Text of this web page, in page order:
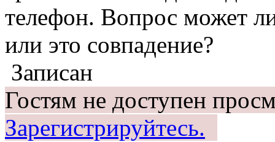
телефон. Вопрос может
или это совпадение?
Записан
Гостям не доступен
Зарегистрируйтесь.